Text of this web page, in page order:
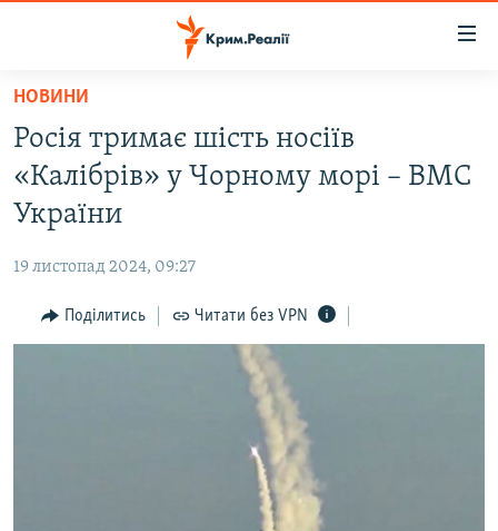
Перейти
основного
матеріалу
Перейти
до
основної
Перейти
до
ВОДА.КРИМ
ВІДЕО ТА ФОТО
БЛОГИ
ПОГЛЯД
НОВИНИ
Росія тримає шість носіїв
«Калібрів» у Чорному морі – ВМС
України
19 листопад 2024, 09:27
Поділитись Читати без VPN